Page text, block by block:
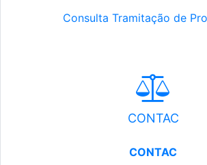
Consulta Tramitação de
CONTAC
CONTAC